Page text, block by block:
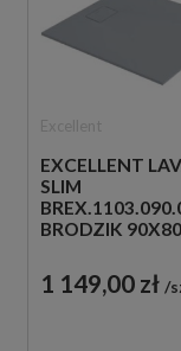
EXCELLENT
SLIM
BRODZIK
1 149,00 zł